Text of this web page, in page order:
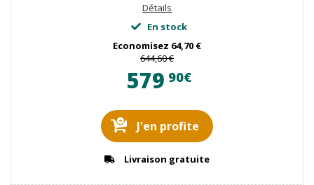
Détails
En stock
Economisez 64,70 €
644,60 €
579 90€
J'en profite
Livraison gratuite